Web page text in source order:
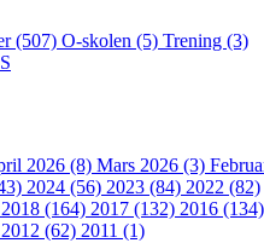
(507) O-skolen (5) Trening (3)
2026 (8) Mars 2026 (3)
2024 (56) 2023 (84) 2022 (82)
2018 (164) 2017 (132) 2016 (134)
2012 (62) 2011 (1)